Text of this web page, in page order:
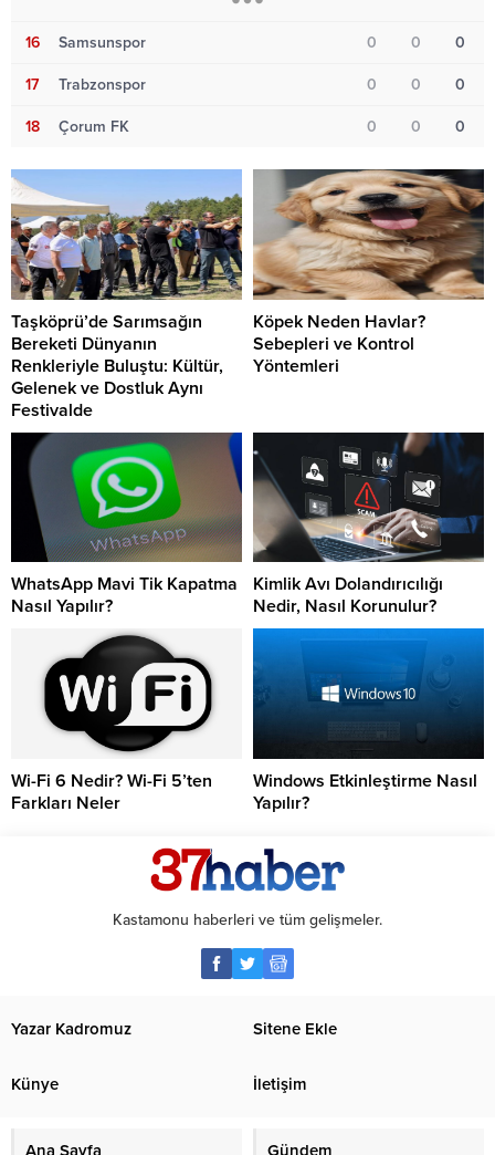
16 Samsunspor 0 0 0
17 Trabzonspor 0 0 0
18 Çorum FK 0 0 0
Taşköprü’de Sarımsağın
Bereketi Dünyanın
Renkleriyle Buluştu: Kültür,
Gelenek ve Dostluk Aynı
Festivalde
Köpek Neden Havlar?
Sebepleri ve Kontrol
Yöntemleri
WhatsApp Mavi Tik Kapatma
Nasıl Yapılır?
Kimlik Avı Dolandırıcılığı
Nedir, Nasıl Korunulur?
Wi-Fi 6 Nedir? Wi-Fi 5’ten
Farkları Neler
Windows Etkinleştirme Nasıl
Yapılır?
Kastamonu haberleri ve tüm gelişmeler.
Yazar Kadromuz Sitene Ekle
Künye İletişim
Ana Sayfa Gündem